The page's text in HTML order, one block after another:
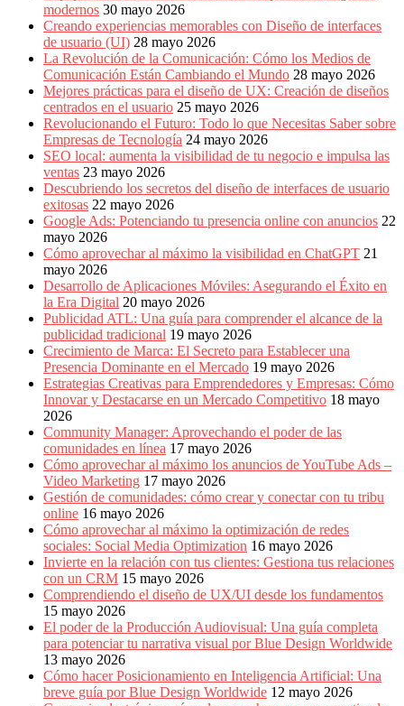
modernos 30 mayo 2026
Creando experiencias memorables con Diseño de interfaces
de usuario (UI) 28 mayo 2026
La Revolución de la Comunicación: Cómo los Medios de
Comunicación Están Cambiando el Mundo 28 mayo 2026
Mejores prácticas para el diseño de UX: Creación de diseños
centrados en el usuario 25 mayo 2026
Revolucionando el Futuro: Todo lo que Necesitas Saber sobre
Empresas de Tecnología 24 mayo 2026
SEO local: aumenta la visibilidad de tu negocio e impulsa las
ventas 23 mayo 2026
Descubriendo los secretos del diseño de interfaces de usuario
exitosas 22 mayo 2026
Google Ads: Potenciando tu presencia online con anuncios 22
mayo 2026
Cómo aprovechar al máximo la visibilidad en ChatGPT 21
mayo 2026
Desarrollo de Aplicaciones Móviles: Asegurando el Éxito en
la Era Digital 20 mayo 2026
Publicidad ATL: Una guía para comprender el alcance de la
publicidad tradicional 19 mayo 2026
Crecimiento de Marca: El Secreto para Establecer una
Presencia Dominante en el Mercado 19 mayo 2026
Estrategias Creativas para Emprendedores y Empresas: Cómo
Innovar y Destacarse en un Mercado Competitivo 18 mayo
2026
Community Manager: Aprovechando el poder de las
comunidades en línea 17 mayo 2026
Cómo aprovechar al máximo los anuncios de YouTube Ads –
Video Marketing 17 mayo 2026
Gestión de comunidades: cómo crear y conectar con tu tribu
online 16 mayo 2026
Cómo aprovechar al máximo la optimización de redes
sociales: Social Media Optimization 16 mayo 2026
Invierte en la relación con tus clientes: Gestiona tus relaciones
con un CRM 15 mayo 2026
Comprendiendo el diseño de UX/UI desde los fundamentos
15 mayo 2026
El poder de la Producción Audiovisual: Una guía completa
para potenciar tu narrativa visual por Blue Design Worldwide
13 mayo 2026
Cómo hacer Posicionamiento en Inteligencia Artificial: Una
breve guía por Blue Design Worldwide 12 mayo 2026